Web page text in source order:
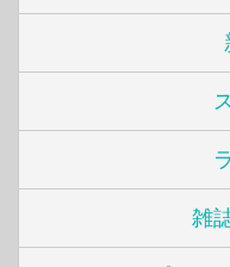
雑